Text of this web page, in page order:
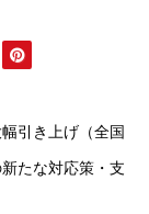
引き上げ（全国
たな対応策・支